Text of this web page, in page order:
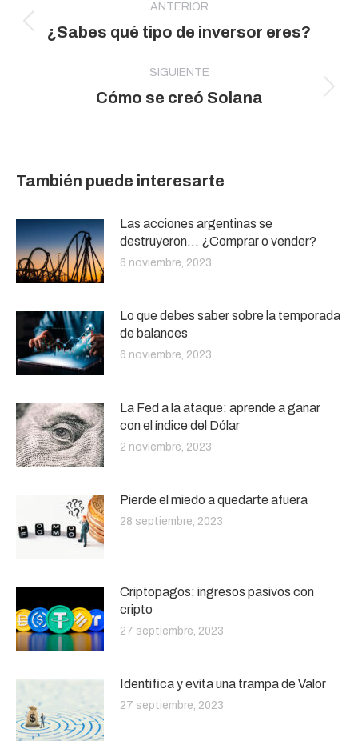
entre
publicaciones
ANTERIOR
Publicación
¿Sabes qué tipo de inversor eres?
SIGUIENTE
Publicación
Cómo se creó Solana
También puede interesarte
Las acciones argentinas se
destruyeron… ¿Comprar o vender?
6 noviembre, 2023
Lo que debes saber sobre la temporada
de balances
6 noviembre, 2023
La Fed a la ataque: aprende a ganar
con el índice del Dólar
2 noviembre, 2023
Pierde el miedo a quedarte afuera
28 septiembre, 2023
Criptopagos: ingresos pasivos con
cripto
27 septiembre, 2023
Identifica y evita una trampa de Valor
27 septiembre, 2023